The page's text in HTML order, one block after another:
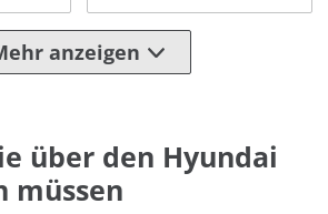
anzeigen
über den Hyundai
müssen